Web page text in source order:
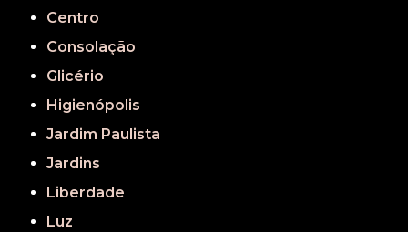
Centro
Consolação
Glicério
Higienópolis
Jardim Paulista
Jardins
Liberdade
Luz